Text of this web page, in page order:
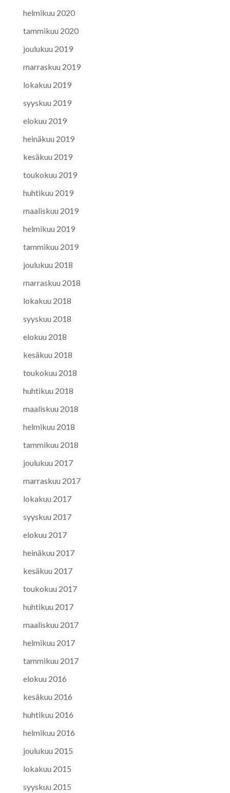
helmikuu 2020
tammikuu 2020
joulukuu 2019
marraskuu 2019
lokakuu 2019
syyskuu 2019
elokuu 2019
heinäkuu 2019
kesäkuu 2019
toukokuu 2019
huhtikuu 2019
maaliskuu 2019
helmikuu 2019
tammikuu 2019
joulukuu 2018
marraskuu 2018
lokakuu 2018
syyskuu 2018
elokuu 2018
kesäkuu 2018
toukokuu 2018
huhtikuu 2018
maaliskuu 2018
helmikuu 2018
tammikuu 2018
joulukuu 2017
marraskuu 2017
lokakuu 2017
syyskuu 2017
elokuu 2017
heinäkuu 2017
kesäkuu 2017
toukokuu 2017
huhtikuu 2017
maaliskuu 2017
helmikuu 2017
tammikuu 2017
elokuu 2016
kesäkuu 2016
huhtikuu 2016
helmikuu 2016
joulukuu 2015
lokakuu 2015
syyskuu 2015